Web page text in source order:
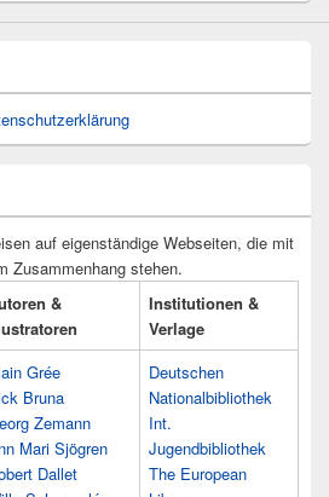
auf eigenständige Webseiten, die mit
Zusammenhang stehen.
&
Institutionen &
Verlage
Grée
Bruna
Zemann
Mari Sjögren
Dallet
Deutschen
Nationalbibliothek
Int.
Jugendbibliothek
The European